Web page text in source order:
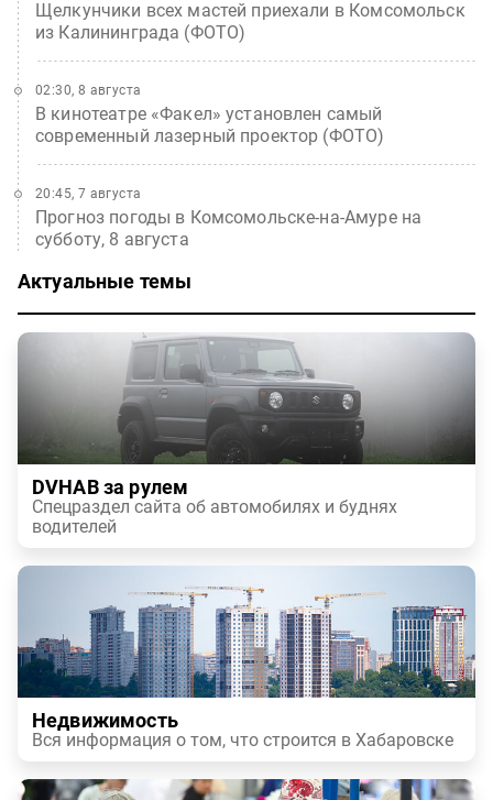
Щелкунчики всех мастей приехали в Комсомольск
из Калининграда (ФОТО)
В кинотеатре «Факел» установлен самый
современный лазерный проектор (ФОТО)
02:30, 8 августа
Прогноз погоды в Комсомольске-на-Амуре на
субботу, 8 августа
20:45, 7 августа
Актуальные темы
DVHAB за рулем
Спецраздел сайта об автомобилях и буднях
водителей
Недвижимость
Вся информация о том, что строится в Хабаровске